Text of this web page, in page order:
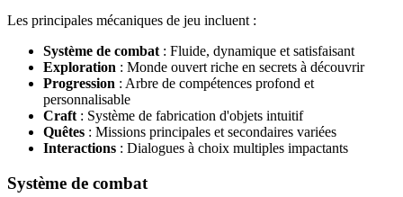
Les principales mécaniques de jeu incluent :
Système de combat : Fluide, dynamique et satisfaisant
Exploration : Monde ouvert riche en secrets à découvrir
Progression : Arbre de compétences profond et
personnalisable
Craft : Système de fabrication d'objets intuitif
Quêtes : Missions principales et secondaires variées
Interactions : Dialogues à choix multiples impactants
Système de combat